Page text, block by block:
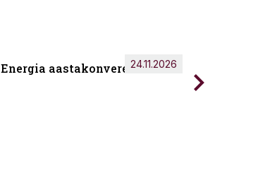
Energia aastakonverents 2026
24.11.2026